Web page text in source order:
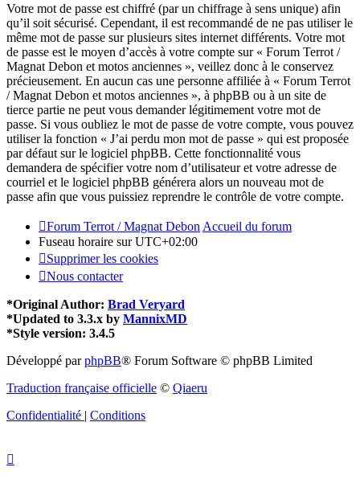
Votre mot de passe est chiffré (par un chiffrage à sens unique) afin
qu’il soit sécurisé. Cependant, il est recommandé de ne pas utiliser le
même mot de passe sur plusieurs sites internet différents. Votre mot
de passe est le moyen d’accès à votre compte sur « Forum Terrot /
Magnat Debon et motos anciennes », veillez donc à le conservez
précieusement. En aucun cas une personne affiliée à « Forum Terrot
/ Magnat Debon et motos anciennes », à phpBB ou à un site de
tierce partie ne peut vous demander légitimement votre mot de
passe. Si vous oubliez le mot de passe de votre compte, vous pouvez
utiliser la fonction « J’ai perdu mon mot de passe » qui est proposée
par défaut sur le logiciel phpBB. Cette fonctionnalité vous
demandera de spécifier votre nom d’utilisateur et votre adresse de
courriel et le logiciel phpBB générera alors un nouveau mot de
passe afin que vous puissiez reprendre le contrôle de votre compte.
Forum Terrot / Magnat Debon Accueil du forum
Fuseau horaire surUTC+02:00
Supprimer les cookies
Nous contacter
*Original Author: Brad Veryard
*Updated to 3.3.x by MannixMD
*Style version: 3.4.5
Développé parphpBB® Forum Software © phpBB Limited
Traduction française officielle © Qiaeru
Confidentialité | Conditions